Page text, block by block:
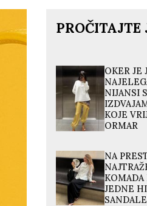
PROČITAJTE
OKER JE
NIJANSI
KOJE
ORMAR
NA
KOMADA
JEDNE
SANDALE